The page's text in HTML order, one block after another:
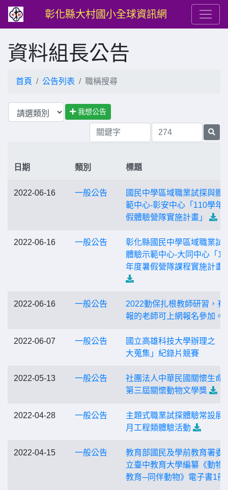
彰化縣大村國小全球資訊網
資料組長公告
首頁 公告列表 職稱搜尋
我想公告
日期 類別 標題
2022-06-16 一般公告
國民中學區域職業試探與體
範中心-彰安中心「110學年
假體驗營隊實施計畫」
2022-06-16 一般公告
彰化縣國民中學區域職業試
體驗示範中心-大同中心「
年度暑假營隊課程實施計畫
2022-06-16 一般公告
2022動保扎根教師研習，有
報的老師可上網報名參加。
2022-06-07 一般公告
國立高雄科技大學辦理之「
大蒐集」紀錄片競賽
2022-05-13 一般公告
社團法人中華民國關懷生命
第三屆關懷動物文學獎
2022-04-28 一般公告
主題式職業試探體驗常設展
月工程類體驗活動
2022-04-15 一般公告
教育部國民及學前教育署委
立臺中教育大學編纂《動物
教育─同伴動物》電子書1冊